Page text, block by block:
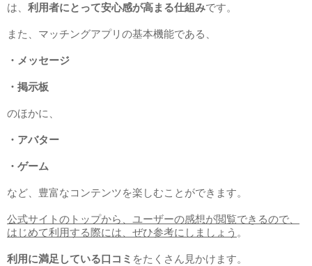
は、 利用者にとって安心感が高まる仕組みです。
また、マッチングアプリの基本機能である、
・メッセージ
・掲示板
のほかに、
・アバター
・ゲーム
など、豊富なコンテンツを楽しむことができます。
公式サイトのトップから、ユーザーの感想が閲覧できるので、
はじめて利用する際には、ぜひ参考にしましょう 。
利用に満足している口コミ をたくさん見かけます。